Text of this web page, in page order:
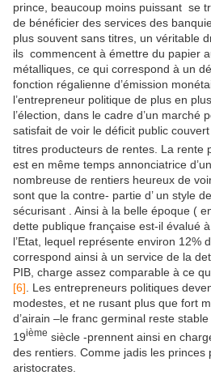
prince, beaucoup moins puissant se
de bénéficier des services des
plus souvent sans titres, un véritable
ils commencent à émettre du papier
métalliques, ce qui correspond à un
fonction régalienne d’émission
l’entrepreneur politique de plus en
l’élection, dans le cadre d’un marché
satisfait de voir le déficit public
titres producteurs de rentes. La rente
est en même temps annonciatrice
nombreuse de rentiers heureux de
sont que la contre- partie d’ un style
sécurisant . Ainsi à la belle époque (
dette publique française est-il évalué
l’Etat, lequel représente environ 12%
correspond ainsi à un service de la
PIB, charge assez comparable à ce
[6] . Les entrepreneurs politiques
modestes, et ne rusant plus que fort
d’airain –le franc germinal reste
19ième siècle -prennent ainsi en
des rentiers. Comme jadis les princes
aristocrates.